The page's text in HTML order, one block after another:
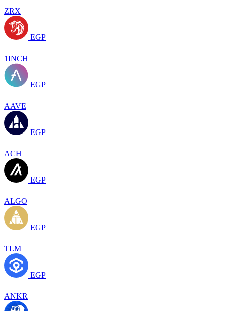
ZRX
EGP
1INCH
EGP
AAVE
EGP
ACH
EGP
ALGO
EGP
TLM
EGP
ANKR